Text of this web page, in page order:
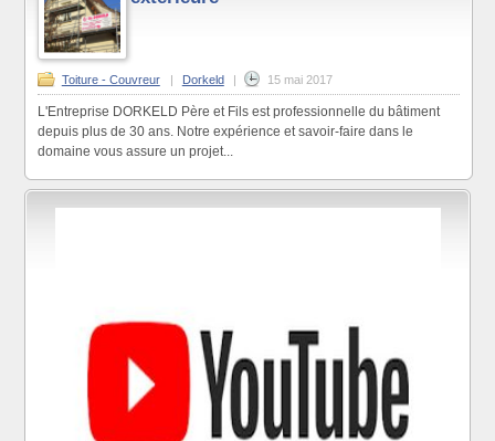
Toiture - Couvreur | Dorkeld | 15 mai 2017
L'Entreprise DORKELD Père et Fils est professionnelle du bâtiment
depuis plus de 30 ans. Notre expérience et savoir-faire dans le
domaine vous assure un projet...